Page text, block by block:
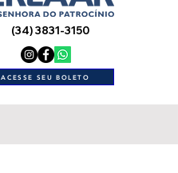
(34) 3831-3150
ACESSE SEU BOLETO